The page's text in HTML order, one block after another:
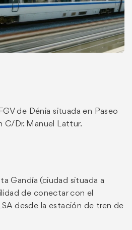
de Dénia situada en Paseo
C/Dr. Manuel Lattur.
Gandía (ciudad situada a
de conectar con el
desde la estación de tren de